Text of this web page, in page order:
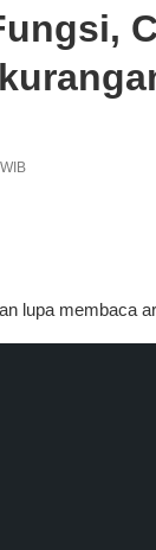
lupa membaca